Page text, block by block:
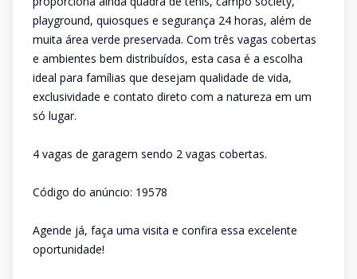
playground, quiosques e segurança 24 horas, além de
muita área verde preservada. Com três vagas cobertas
e ambientes bem distribuídos, esta casa é a escolha
ideal para famílias que desejam qualidade de vida,
exclusividade e contato direto com a natureza em um
só lugar.
4 vagas de garagem sendo 2 vagas cobertas.
Código do anúncio: 19578
Agende já, faça uma visita e confira essa excelente
oportunidade!